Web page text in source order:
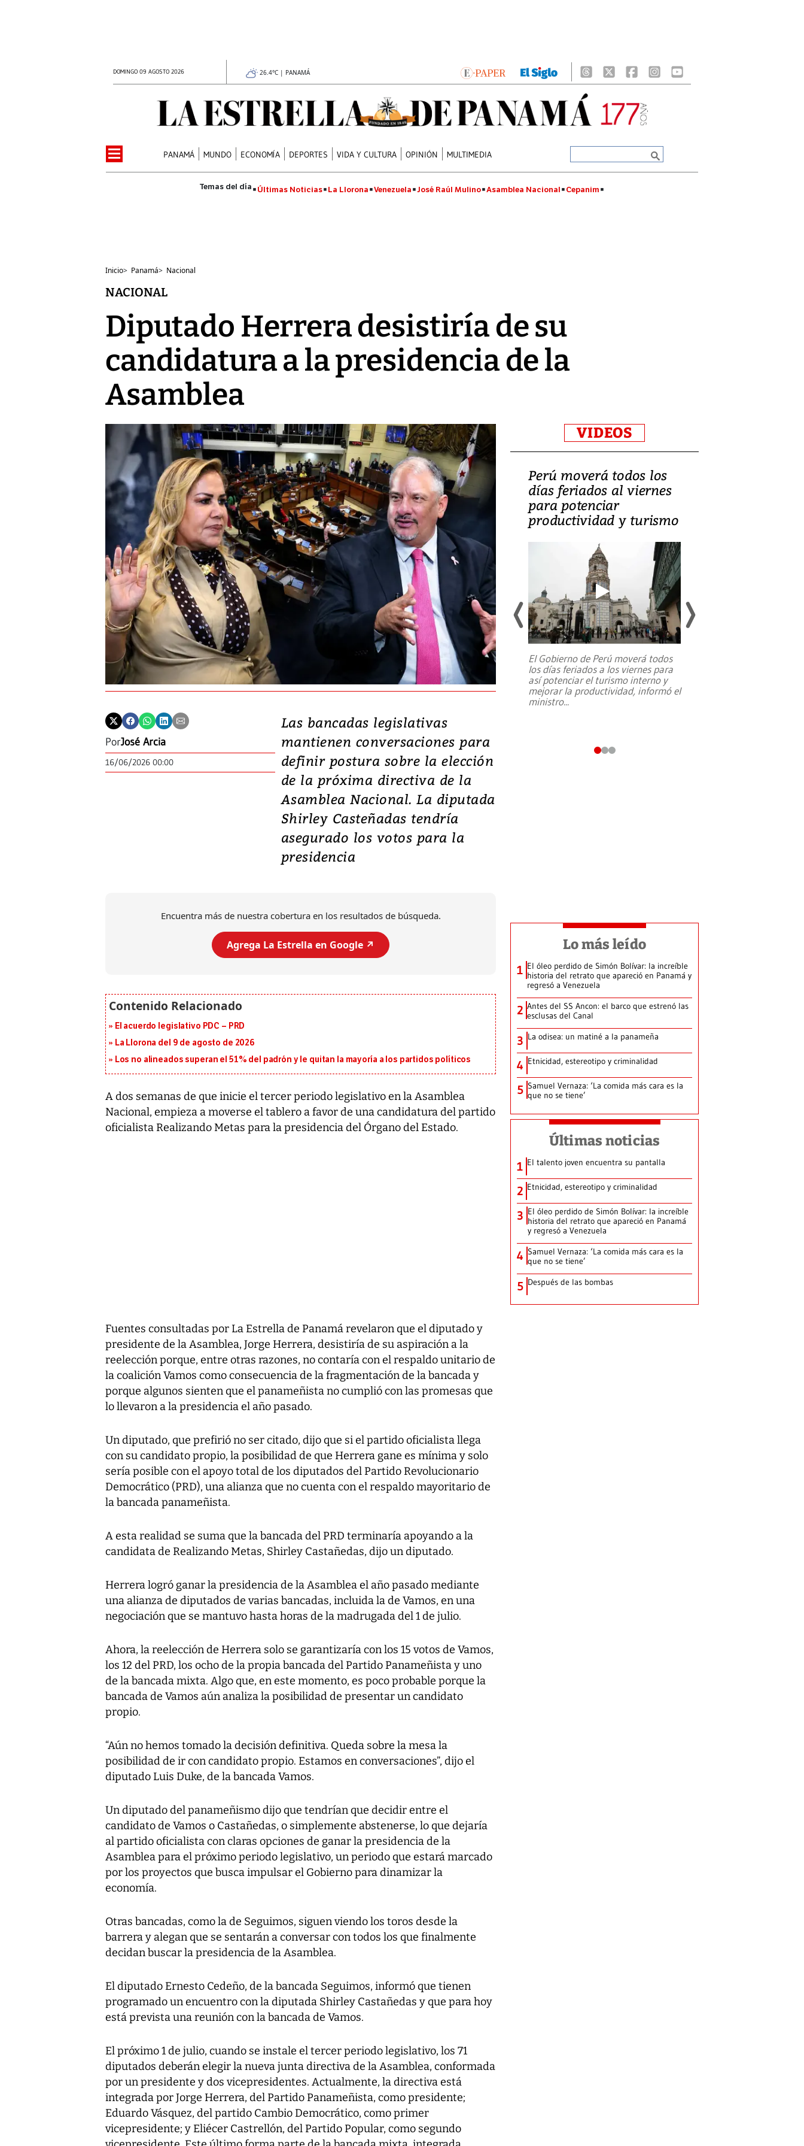
DOMINGO 09 AGOSTO 2026 26.4°C | PANAMÁ
PANAMÁ MUNDO ECONOMÍA DEPORTES VIDA Y CULTURA OPINIÓN MULTIMEDIA
Últimas Noticias La Llorona Venezuela José Raúl Mulino Asamblea Nacional Cepanim
Inicio> Panamá> Nacional
NACIONAL
Diputado Herrera desistiría de su
candidatura a la presidencia de la
Asamblea
PorJosé Arcia
16/06/2026 00:00
Las bancadas legislativas
mantienen conversaciones para
definir postura sobre la elección
de la próxima directiva de la
Asamblea Nacional. La diputada
Shirley Casteñadas tendría
asegurado los votos para la
presidencia
Encuentra más de nuestra cobertura en los resultados de búsqueda.
Agrega La Estrella en Google ↗️
El acuerdo legislativo PDC – PRD
La Llorona del 9 de agosto de 2026
Los no alineados superan el 51% del padrón y le quitan la mayoría a los partidos políticos
A dos semanas de que inicie el tercer periodo legislativo en la Asamblea
Nacional, empieza a moverse el tablero a favor de una candidatura del partido
oficialista Realizando Metas para la presidencia del Órgano del Estado.
Fuentes consultadas por La Estrella de Panamá revelaron que el diputado y
presidente de la Asamblea, Jorge Herrera, desistiría de su aspiración a la
reelección porque, entre otras razones, no contaría con el respaldo unitario de
la coalición Vamos como consecuencia de la fragmentación de la bancada y
porque algunos sienten que el panameñista no cumplió con las promesas que
lo llevaron a la presidencia el año pasado.
Un diputado, que prefirió no ser citado, dijo que si el partido oficialista llega
con su candidato propio, la posibilidad de que Herrera gane es mínima y solo
sería posible con el apoyo total de los diputados del Partido Revolucionario
Democrático (PRD), una alianza que no cuenta con el respaldo mayoritario de
la bancada panameñista.
A esta realidad se suma que la bancada del PRD terminaría apoyando a la
candidata de Realizando Metas, Shirley Castañedas, dijo un diputado.
Herrera logró ganar la presidencia de la Asamblea el año pasado mediante
una alianza de diputados de varias bancadas, incluida la de Vamos, en una
negociación que se mantuvo hasta horas de la madrugada del 1 de julio.
Ahora, la reelección de Herrera solo se garantizaría con los 15 votos de Vamos,
los 12 del PRD, los ocho de la propia bancada del Partido Panameñista y uno
de la bancada mixta. Algo que, en este momento, es poco probable porque la
bancada de Vamos aún analiza la posibilidad de presentar un candidato
propio.
“Aún no hemos tomado la decisión definitiva. Queda sobre la mesa la
posibilidad de ir con candidato propio. Estamos en conversaciones”, dijo el
diputado Luis Duke, de la bancada Vamos.
Un diputado del panameñismo dijo que tendrían que decidir entre el
candidato de Vamos o Castañedas, o simplemente abstenerse, lo que dejaría
al partido oficialista con claras opciones de ganar la presidencia de la
Asamblea para el próximo periodo legislativo, un periodo que estará marcado
por los proyectos que busca impulsar el Gobierno para dinamizar la
economía.
Otras bancadas, como la de Seguimos, siguen viendo los toros desde la
barrera y alegan que se sentarán a conversar con todos los que finalmente
decidan buscar la presidencia de la Asamblea.
El diputado Ernesto Cedeño, de la bancada Seguimos, informó que tienen
programado un encuentro con la diputada Shirley Castañedas y que para hoy
está prevista una reunión con la bancada de Vamos.
El próximo 1 de julio, cuando se instale el tercer periodo legislativo, los 71
diputados deberán elegir la nueva junta directiva de la Asamblea, conformada
por un presidente y dos vicepresidentes. Actualmente, la directiva está
integrada por Jorge Herrera, del Partido Panameñista, como presidente;
Eduardo Vásquez, del partido Cambio Democrático, como primer
vicepresidente; y Eliécer Castrellón, del Partido Popular, como segundo
VIDEOS
Video: Lula lanza su
candidatura con
promesas de inversión
en defensa, educación y
tierras raras
Entre recuerdos y escuetas
referencias hacia sus adversarios, el
presidente de Brasil, Luiz Inácio Lula
candidatura
...
Perú moverá todos los
días feriados al viernes
para potenciar
productividad y turismo
El Gobierno de Perú moverá todos
los días feriados a los viernes para
así potenciar el turismo interno y
mejorar la productividad, informó el
ministro...
Lo más leído
1 El óleo perdido de Simón Bolívar: la increíble
historia del retrato que apareció en Panamá y
regresó a Venezuela
2 Antes del SS Ancon: el barco que estrenó las
esclusas del Canal
3 La odisea: un matiné a la panameña
4 Etnicidad, estereotipo y criminalidad
5 Samuel Vernaza: ‘La comida más cara es la
que no se tiene’
Últimas noticias
1 El talento joven encuentra su pantalla​
2 Etnicidad, estereotipo y criminalidad
3 El óleo perdido de Simón Bolívar: la increíble
historia del retrato que apareció en Panamá
y regresó a Venezuela
4 Samuel Vernaza: ‘La comida más cara es la
que no se tiene’
5 Después de las bombas